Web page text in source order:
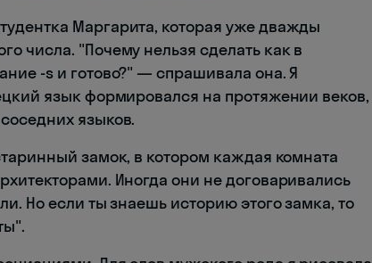
Маргарита, которая уже дважды
числа. "Почему нельзя сделать как в
-s и готово?" — спрашивала она. Я
язык формировался на протяжении веков,
языков.
замок, в котором каждая комната
Иногда они не договаривались
Но если ты знаешь историю этого замка, то